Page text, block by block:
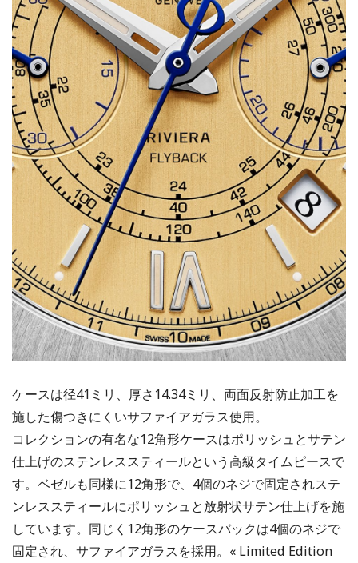
ケースは径41ミリ、厚さ14.34ミリ、両面反射防止加工を
施した傷つきにくいサファイアガラス使用。
コレクションの有名な12角形ケースはポリッシュとサテン
仕上げのステンレススティールという高級タイムピースで
す。ベゼルも同様に12角形で、4個のネジで固定されステ
ンレススティールにポリッシュと放射状サテン仕上げを施
しています。同じく12角形のケースバックは4個のネジで
固定され、サファイアガラスを採用。« Limited Edition